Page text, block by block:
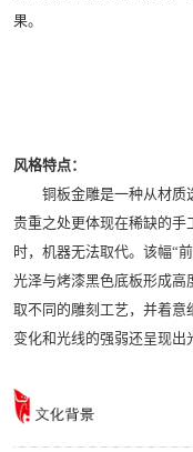
果。
风格特点：
铜板金雕是一种从材质
贵重之处更体现在稀缺的手
时，机器无法取代。该幅“
光泽与烤漆黑色底板形成高
取不同的雕刻工艺，并着意
变化和光线的强弱还呈现出